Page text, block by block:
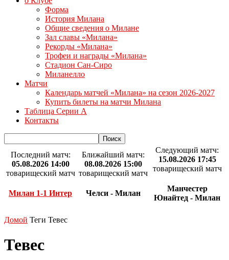
Форма
История Милана
Общие сведения о Милане
Зал славы «Милана»
Рекорды «Милана»
Трофеи и награды «Милана»
Стадион Сан-Сиро
Миланелло
Матчи
Календарь матчей «Милана» на сезон 2026-2027
Купить билеты на матчи Милана
Таблица Серии А
Контакты
Последний матч:
05.08.2026 14:00
товарищеский матч
Милан 1-1 Интер
Ближайший матч:
08.08.2026 15:00
товарищеский матч
Челси - Милан
Следующий матч:
15.08.2026 17:45
товарищеский матч
Манчестер
Юнайтед - Милан
Домой Теги Тевес
Тевес